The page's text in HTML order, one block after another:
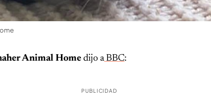
Animal Homedijo aBBC:
PUBLICIDAD